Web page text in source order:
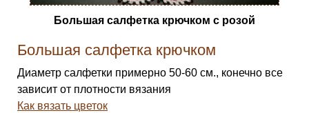
Большая салфетка крючком с розой
Большая салфетка крючком
Диаметр салфетки примерно 50-60 см., конечно все
зависит от плотности вязания
Как вязать цветок